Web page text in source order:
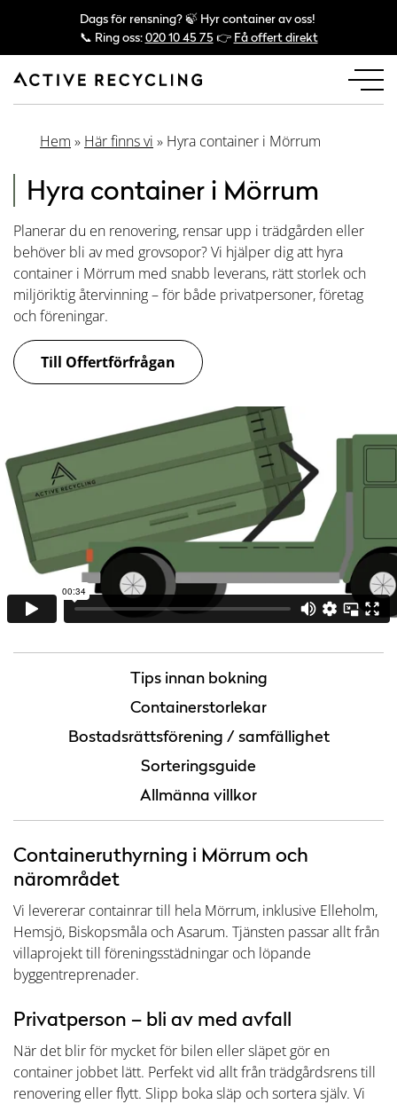
Dags för rensning? 🍃 Hyr container av oss!
📞 Ring oss:020 10 45 75 👉 Få offert direkt
Hem » Här finns vi » Hyra container i Mörrum
Hyra container i Mörrum
Planerar du en renovering, rensar upp i trädgården eller
behöver bli av med grovsopor? Vi hjälper dig att hyra
container i Mörrum med snabb leverans, rätt storlek och
miljöriktig återvinning – för både privatpersoner, företag
och föreningar.
Till Offertförfrågan
Tips innan bokning
Containerstorlekar
Bostadsrättsförening / samfällighet
Sorteringsguide
Allmänna villkor
Containeruthyrning i Mörrum och
närområdet
Vi levererar containrar till hela Mörrum, inklusive Elleholm,
Hemsjö, Biskopsmåla och Asarum. Tjänsten passar allt från
villaprojekt till föreningsstädningar och löpande
byggentreprenader.
Privatperson – bli av med avfall
När det blir för mycket för bilen eller släpet gör en
container jobbet lätt. Perfekt vid allt från trädgårdsrens till
renovering eller flytt. Slipp boka släp och sortera själv. Vi